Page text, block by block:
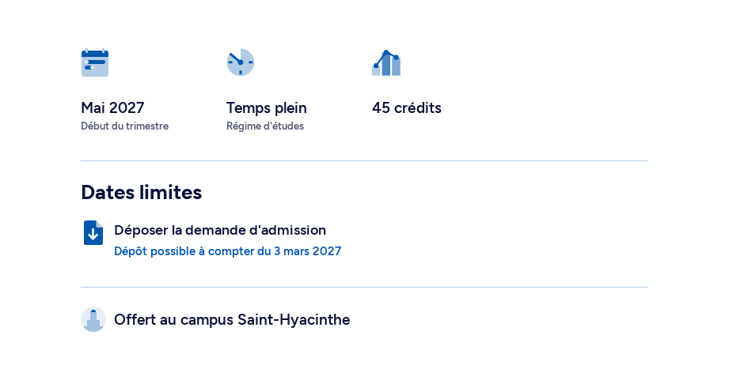
Mai 2027
Début du trimestre
Temps plein
Régime d'études
45 crédits
Dates limites
Déposer la demande d'admission
Dépôt possible à compter du 3 mars 2027
Offert au campus Saint-Hyacinthe